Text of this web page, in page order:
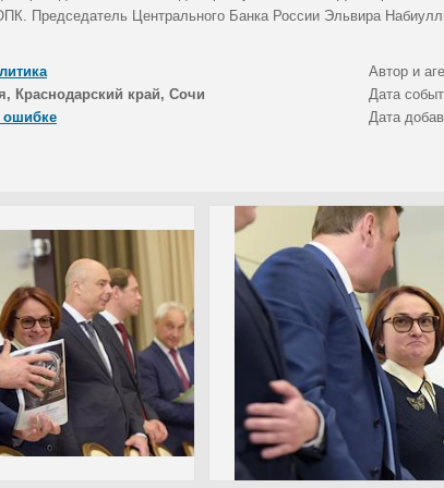
Председатель Центрального Банка России Эльвира
Автор и
Краснодарский край, Сочи
Дата
Дата